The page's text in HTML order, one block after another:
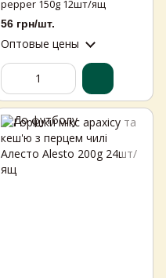
pepper 150g 12шт/ящ
56 грн/шт.
Оптовые цены